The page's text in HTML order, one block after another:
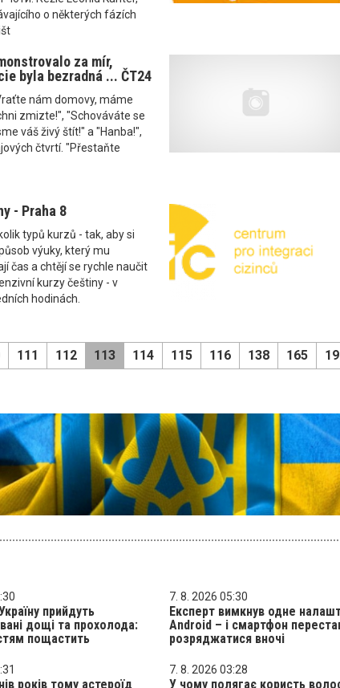
o některých fázích
za mír,
byla bezradná ... ČT24
nám domovy, máme
zmizte!", "Schováváte se
váš živý štít!" a "Hanba!",
čtvrtí. "Přestaňte
- Praha 8
typů kurzů - tak, aby si
výuky, který mu
čas a chtějí se rychle naučit
kurzy češtiny - v
hodinách.
111 112 113 114 115 116 138 165
прийдуть
дощі та прохолода:
пощастить
7. 8. 2026 05:30
Експерт вимкнув одне
Android – і смартфон
розряджатися вночі
років тому астероїд
7. 8. 2026 03:28
У чому полягає користь